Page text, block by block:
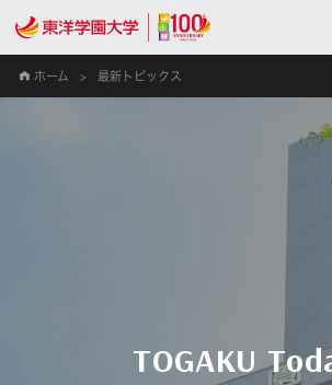
ホーム 最新トピックス
TOGAKU